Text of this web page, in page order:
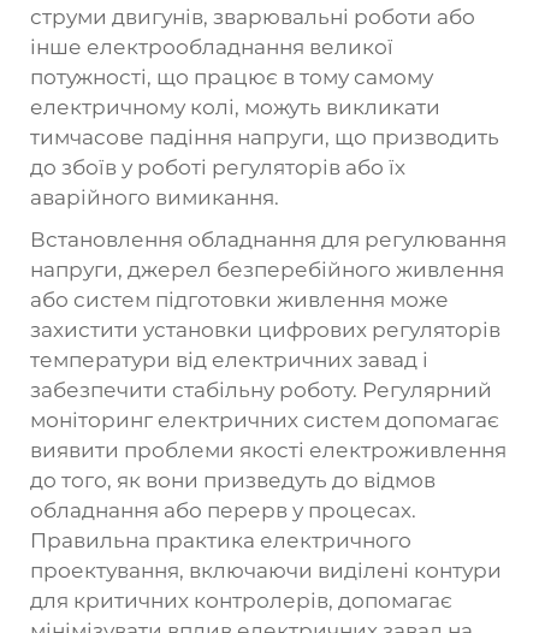
струми двигунів, зварювальні роботи або
інше електрообладнання великої
потужності, що працює в тому самому
електричному колі, можуть викликати
тимчасове падіння напруги, що призводить
до збоїв у роботі регуляторів або їх
аварійного вимикання.
Встановлення обладнання для регулювання
напруги, джерел безперебійного живлення
або систем підготовки живлення може
захистити установки цифрових регуляторів
температури від електричних завад і
забезпечити стабільну роботу. Регулярний
моніторинг електричних систем допомагає
виявити проблеми якості електроживлення
до того, як вони призведуть до відмов
обладнання або перерв у процесах.
Правильна практика електричного
проектування, включаючи виділені контури
для критичних контролерів, допомагає